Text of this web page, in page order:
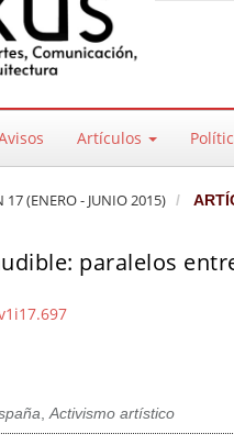
Artículos
17 (ENERO - JUNIO 2015)
paralelos
,Activismo artístico